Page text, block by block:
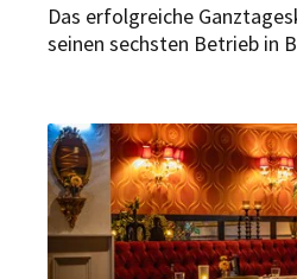
Das erfolgreiche
seinen sechsten Betrieb in
überdachte Außenfläche in
Innenstadtlage.